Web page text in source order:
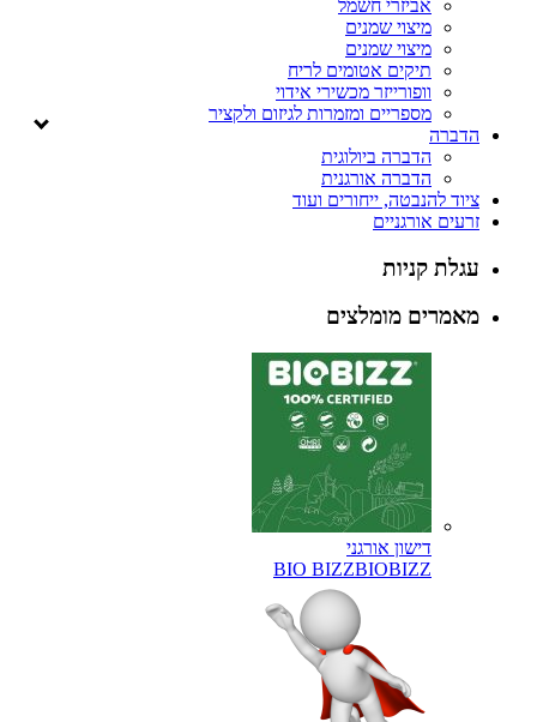
אביזרי חשמל
מיצוי שמנים
מיצוי שמנים
תיקים אטומים לריח
וופורייזר מכשירי אידוי
מספריים ומזמרות לגיזום ולקציר
הדברה ביולוגית
הדברה אורגנית
ייחורים ועוד
אורגניים
קניות
מומלצים
BIO BIZZ